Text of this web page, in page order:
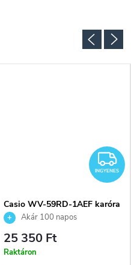
INGYENES
Casio WV-59RD-1AEF karóra
Akár 100 napos
visszaküldési lehetőség. Hivatalos
márkakereskedő.
25 350 Ft
Raktáron